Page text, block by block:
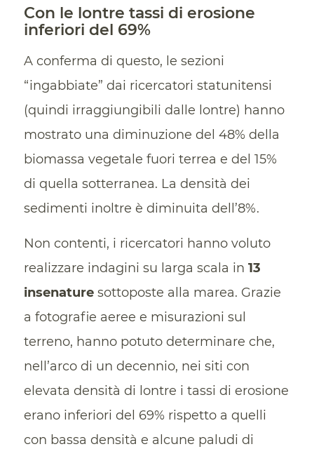
Con le lontre tassi di erosione
inferiori del 69%
A conferma di questo, le sezioni
“ingabbiate” dai ricercatori statunitensi
(quindi irraggiungibili dalle lontre) hanno
mostrato una diminuzione del 48% della
biomassa vegetale fuori terrea e del 15%
di quella sotterranea. La densità dei
sedimenti inoltre è diminuita dell’8%.
Non contenti, i ricercatori hanno voluto
realizzare indagini su larga scala in 13
insenaturesottoposte alla marea. Grazie
a fotografie aeree e misurazioni sul
terreno, hanno potuto determinare che,
nell’arco di un decennio, nei siti con
elevata densità di lontre i tassi di erosione
erano inferiori del 69% rispetto a quelli
con bassa densità e alcune paludi di